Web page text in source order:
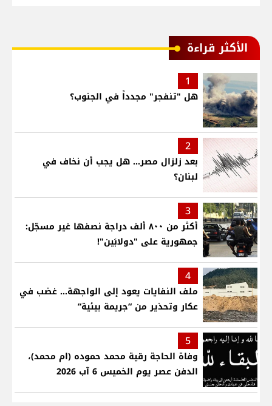
الأكثر قراءة
1
هل "تنفجر" مجدداً في الجنوب؟
2
بعد زلزال مصر... هل يجب أن نخاف في
لبنان؟
3
أكثر من ٨٠٠ ألف دراجة نصفها غير مسجّل:
جمهورية على "دولابَين"!
4
ملف النفايات يعود إلى الواجهة… غضب في
عكار وتحذير من “جريمة بيئية“
5
وفاة الحاجة رقية محمد حموده (ام محمد)،
الدفن عصر يوم الخميس 6 آب 2026